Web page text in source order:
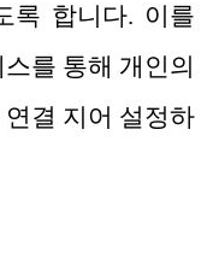
록 합니다. 이를
를 통해 개인의
결 지어 설정하